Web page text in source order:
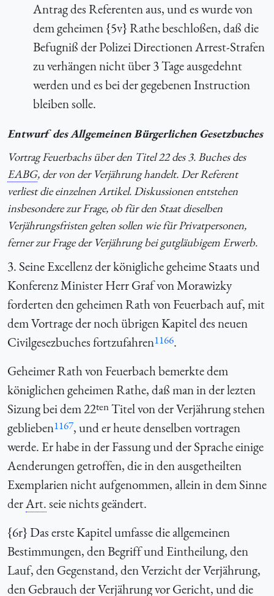
Antrag des Referenten aus, und es wurde von
dem geheimen {5v} Rathe beschloßen, daß die
Befugniß der Polizei Directionen Arrest-Strafen
zu verhängen nicht über 3 Tage ausgedehnt
werden und es bei der gegebenen Instruction
bleiben solle.
Entwurf des Allgemeinen Bürgerlichen Gesetzbuches
Vortrag Feuerbachs über den Titel 22 des 3. Buches des
EABG, der von der Verjährung handelt. Der Referent
verliest die einzelnen Artikel. Diskussionen entstehen
insbesondere zur Frage, ob für den Staat dieselben
Verjährungsfristen gelten sollen wie für Privatpersonen,
ferner zur Frage der Verjährung bei gutgläubigem Erwerb.
3. Seine Excellenz der königliche geheime Staats und
Konferenz Minister Herr Graf von Morawizky
forderten den geheimen Rath von Feuerbach auf, mit
dem Vortrage der noch übrigen Kapitel des neuen
Civilgesezbuches fortzufahren1166.
Geheimer Rath von Feuerbach bemerkte dem
königlichen geheimen Rathe, daß man in der lezten
Sizung bei dem 22tenTitel von der Verjährung stehen
geblieben1167, und er heute denselben vortragen
werde. Er habe in der Fassung und der Sprache einige
Aenderungen getroffen, die in den ausgetheilten
Exemplarien nicht aufgenommen, allein in dem Sinne
derArt.seie nichts geändert.
{6r} Das erste Kapitel umfasse die allgemeinen
Bestimmungen, den Begriff und Eintheilung, den
Lauf, den Gegenstand, den Verzicht der Verjährung,
den Gebrauch der Verjährung vor Gericht, und die